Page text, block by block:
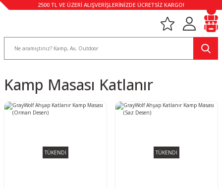
2500 TL VE ÜZERİ ALIŞVERİŞLERİNİZDE ÜCRETSİZ KARGO!
Kamp Masası Katlanır
TÜKENDİ TÜKENDİ